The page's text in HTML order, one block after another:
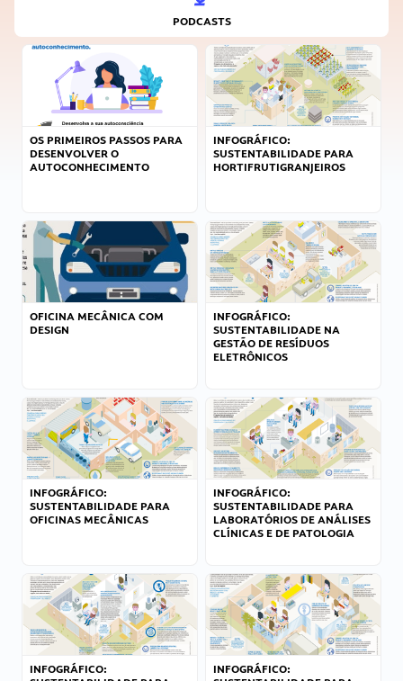
PODCASTS
OS PRIMEIROS PASSOS PARA
DESENVOLVER O
AUTOCONHECIMENTO
INFOGRÁFICO:
SUSTENTABILIDADE PARA
HORTIFRUTIGRANJEIROS
OFICINA MECÂNICA COM
DESIGN
INFOGRÁFICO:
SUSTENTABILIDADE NA
GESTÃO DE RESÍDUOS
ELETRÔNICOS
INFOGRÁFICO:
SUSTENTABILIDADE PARA
OFICINAS MECÂNICAS
INFOGRÁFICO:
SUSTENTABILIDADE PARA
LABORATÓRIOS DE ANÁLISES
CLÍNICAS E DE PATOLOGIA
INFOGRÁFICO:
INFOGRÁFICO: